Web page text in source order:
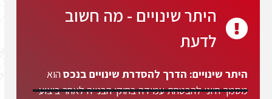
היתר שינויים - מה חשוב
לדעת
היתר שינויים: הדרך להסדרת שינויים בנכס הוא
מסמך חיוני להבטחת עמידה בחוקי הבנייה לאחר ביצוע